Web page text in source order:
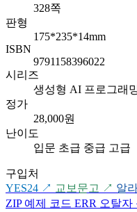
328쪽
판형
175*235*14mm
ISBN
9791158396022
시리즈
생성형 AI 프로그래
정가
28,000원
난이도
입문 초급 중급 고급
구입처
YES24 ↗ 교보문고 ↗ 알
ZIP예제 코드 ERR 오탈자